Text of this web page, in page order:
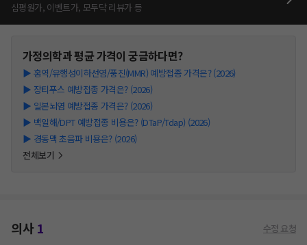
심평원가, 이벤트가, 모두닥 리뷰가 등
가정의학과평균 가격이 궁금하다면?
▶ 홍역/유행성이하선염/풍진(MMR) 예방접종 가격은? (2026)
▶ 장티푸스 예방접종 가격은? (2026)
▶ 일본뇌염 예방접종 가격은? (2026)
▶ 백일해/DPT 예방접종 비용은? (DTaP/Tdap) (2026)
▶ 경동맥 초음파 비용은? (2026)
전체보기
의사1 수정 요청